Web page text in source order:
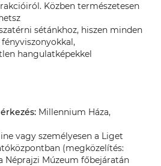
Közben természetesen
sétánkhoz, hiszen minden
hangulatképekkel
Millennium Háza,
vagy személyesen a Liget
(megközelítés:
Néprajzi Múzeum főbejáratán